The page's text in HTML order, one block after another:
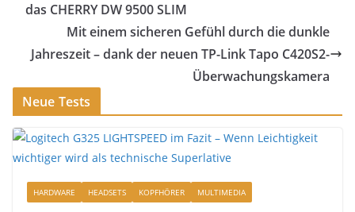
das CHERRY DW 9500 SLIM
Mit einem sicheren Gefühl durch die dunkle
Jahreszeit – dank der neuen TP-Link Tapo C420S2-
Überwachungskamera
Neue Tests
HARDWARE HEADSETS KOPFHÖRER MULTIMEDIA